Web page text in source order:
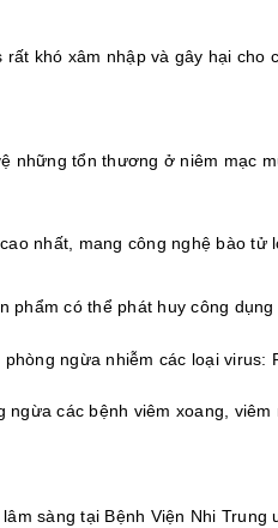
khó xâm nhập và gây hại cho
những tổn thương ở niêm mạc
nhất, mang công nghệ bào tử
phẩm có thể phát huy công dụng
ngừa nhiễm các loại virus:
các bệnh viêm xoang, viêm
sàng tại Bệnh Viện Nhi